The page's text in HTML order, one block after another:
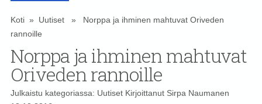
Koti» Uutiset» Norppa ja ihminen mahtuvat Oriveden
rannoille
Norppa ja ihminen mahtuvat
Oriveden rannoille
Julkaistu kategoriassa: UutisetKirjoittanut Sirpa Naumanen